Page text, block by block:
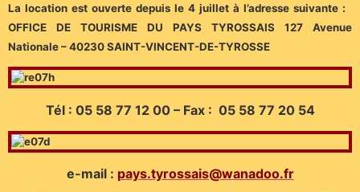
La location est ouverte depuis le 4 juillet à l’adresse suivante :
OFFICE DE TOURISME DU PAYS TYROSSAIS 127 Avenue
Nationale – 40230 SAINT-VINCENT-DE-TYROSSE
Tél : 05 58 77 12 00 – Fax : 05 58 77 20 54
e-mail : pays.tyrossais@wanadoo.fr